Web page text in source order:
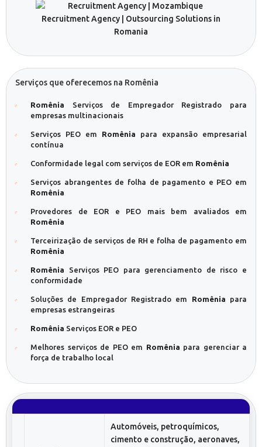
Serviços que oferecemos na Romênia
Romênia Serviços de Empregador Registrado para
empresas multinacionais
Serviços PEO em Romênia para expansão empresarial
contínua
Conformidade legal com serviços de EOR em Romênia
Serviços abrangentes de folha de pagamento e PEO em
Romênia
Provedores de EOR e PEO mais bem avaliados em
Romênia
Terceirização de serviços de RH e folha de pagamento em
Romênia
Romênia Serviços PEO para gerenciamento de risco e
conformidade
Soluções de Empregador Registrado em Romênia para
empresas estrangeiras
Romênia Serviços EOR e PEO
Melhores serviços de PEO em Romênia para gerenciar a
força de trabalho local
Automóveis, petroquímicos,
cimento e construção, aeronaves,